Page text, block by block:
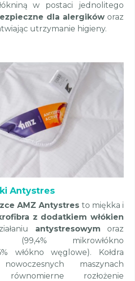
w postaci jednolitego
dla alergikóworaz
utrzymanie higieny.
Antystres
AMZ Antystres to miękka i
z dodatkiem włókien
antystresowym oraz
(99,4% mikrowłókno
włókno węglowe). Kołdra
maszynach
równomierne rozłożenie